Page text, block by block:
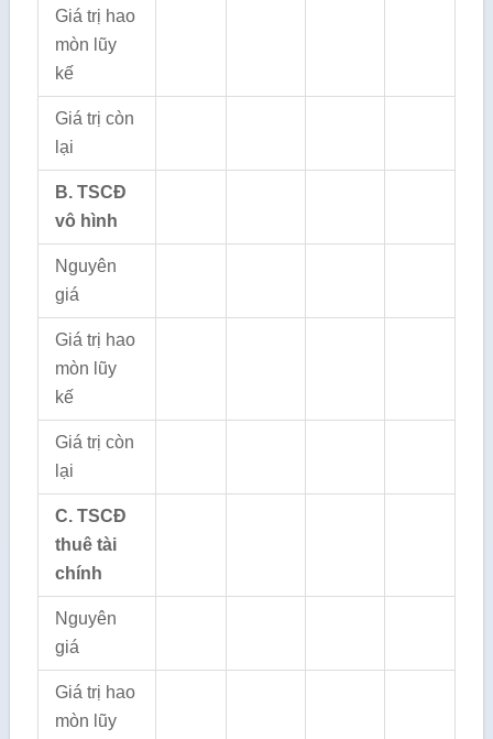
Giá trị hao
mòn lũy
kế
Giá trị còn
lại
B. TSCĐ
vô hình
Nguyên
giá
Giá trị hao
mòn lũy
kế
Giá trị còn
lại
C. TSCĐ
thuê tài
chính
Nguyên
giá
Giá trị hao
mòn lũy